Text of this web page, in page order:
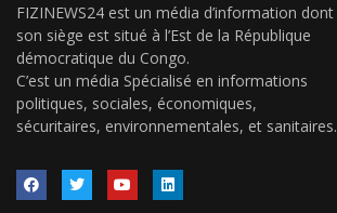
FIZINEWS24 est un média d’information dont
son siège est situé à l’Est de la République
démocratique du Congo.
C’est un média Spécialisé en informations
politiques, sociales, économiques,
sécuritaires, environnementales, et sanitaires.